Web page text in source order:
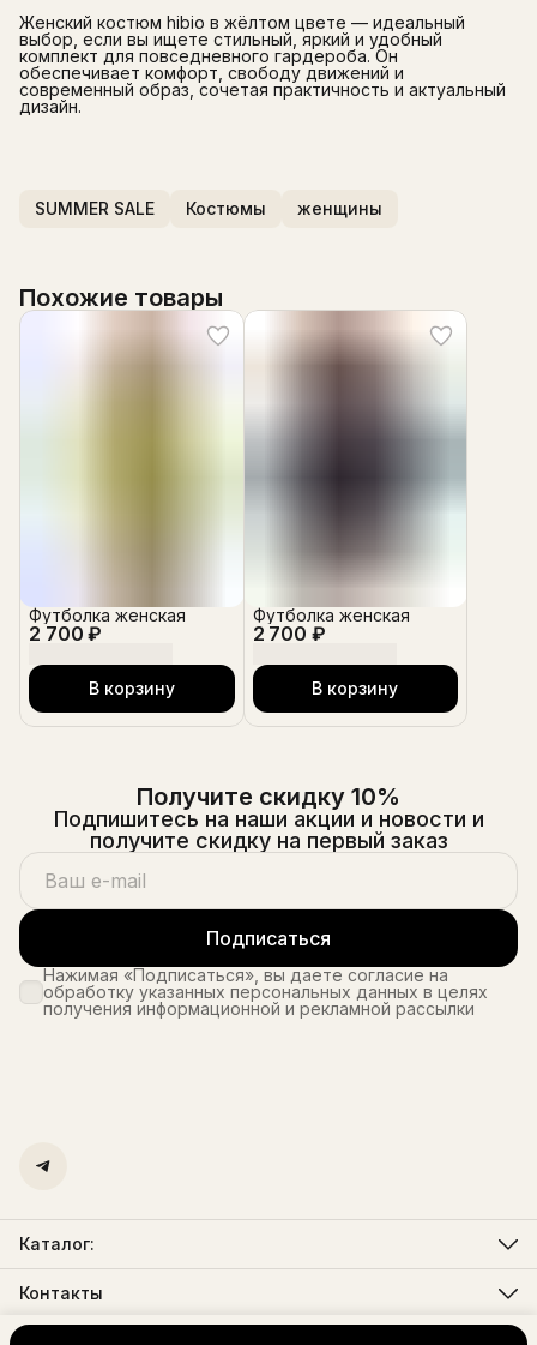
Женский костюм hibio в жёлтом цвете — идеальный
выбор, если вы ищете стильный, яркий и удобный
комплект для повседневного гардероба. Он
обеспечивает комфорт, свободу движений и
современный образ, сочетая практичность и актуальный
дизайн.
SUMMER SALE Костюмы женщины
Похожие товары
2 700 ₽
Футболка женская
В корзину
2 700 ₽
Футболка женская
В корзину
Получите скидку 10%
Подпишитесь на наши акции и новости и
получите скидку на первый заказ
Подписаться
Нажимая «Подписаться», вы даете согласие на
обработку указанных персональных данных в целях
получения информационной и рекламной рассылки
Каталог:
Мужская одежда
Женская одежда
Контакты
Телефон